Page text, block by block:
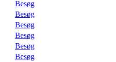
Besøg
Besøg
Besøg
Besøg
Besøg
Besøg